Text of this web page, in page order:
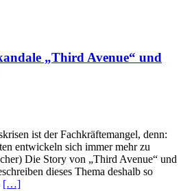
„Third Avenue“ und
ist der Fachkräftemangel, denn:
entwickeln sich immer mehr zu
Die Story von „Third Avenue“ und
dieses Thema deshalb so
[…]